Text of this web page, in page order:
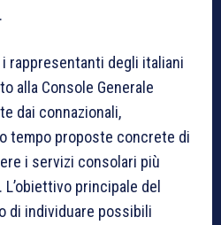
rappresentanti degli italiani
alla Console Generale
dai connazionali,
tempo proposte concrete di
i servizi consolari più
principale del
di individuare possibili